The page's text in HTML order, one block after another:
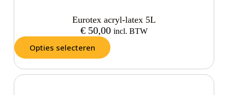
Eurotex acryl-latex 5L
€50,00 incl. BTW
Opties selecteren